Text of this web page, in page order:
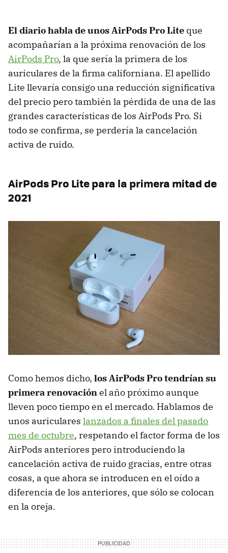
El diario habla de unos AirPods Pro Lite que
acompañarían a la próxima renovación de los
AirPods Pro, la que sería la primera de los
auriculares de la firma californiana. El apellido
Lite llevaría consigo una reducción significativa
del precio pero también la pérdida de una de las
grandes características de los AirPods Pro. Si
todo se confirma, se perdería la cancelación
activa de ruido.
AirPods Pro Lite para la primera mitad de
2021
Como hemos dicho, los AirPods Pro tendrían su
primera renovaciónel año próximo aunque
lleven poco tiempo en el mercado. Hablamos de
unos auriculares lanzados a finales del pasado
mes de octubre, respetando el factor forma de los
AirPods anteriores pero introduciendo la
cancelación activa de ruido gracias, entre otras
cosas, a que ahora se introducen en el oído a
diferencia de los anteriores, que sólo se colocan
en la oreja.